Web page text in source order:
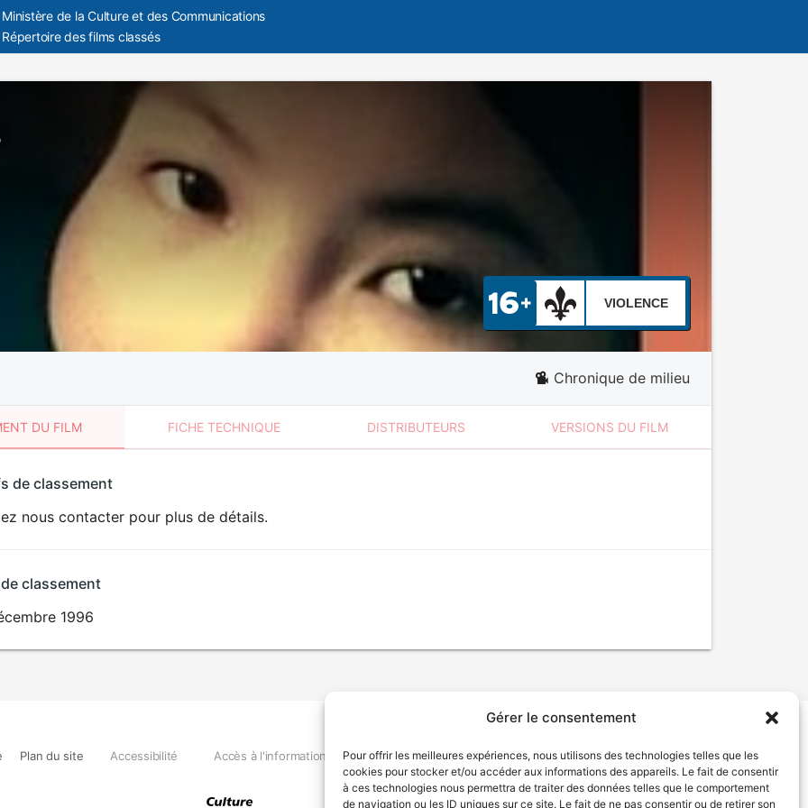
Gérer le consentement
Pour offrir les meilleures expériences, nous utilisons des technologies telles que les
cookies pour stocker et/ou accéder aux informations des appareils. Le fait de consentir
à ces technologies nous permettra de traiter des données telles que le comportement
de navigation ou les ID uniques sur ce site. Le fait de ne pas consentir ou de retirer son
Ministère de la Culture et des Communications
Répertoire des films classés
VIOLENCE
Chronique de milieu
DU FILM FICHE TECHNIQUE DISTRIBUTEURS VERSIONS DU FILM
de classement
nous contacter pour plus de détails.
classement
1996
Plan du site Accessibilité Accès à l'information Déclaration de services Politique de confidentialité